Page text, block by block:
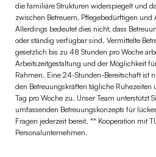
die familiäre Strukturen widerspiegelt und
zwischen Betreuern, Pflegebedürftigen und
Allerdings bedeutet dies nicht, dass
oder ständig verfügbar sind. Vermittelte
gesetzlich bis zu 48 Stunden pro Woche
Arbeitszeitgestaltung und der Möglichkeit
Rahmen. Eine 24-Stunden-Bereitschaft ist
den Betreuungskräften tägliche Ruhezeiten
Tag pro Woche zu. Unser Team unterstützt
umfassenden Betreuungskonzepts für
Fragen jederzeit bereit. ** Kooperation mit
Personalunternehmen.